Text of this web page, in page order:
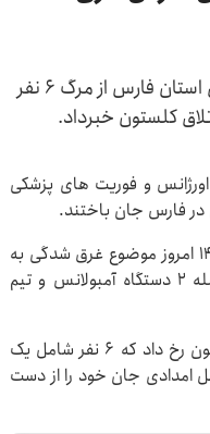
رئیس اورژانس و فوریت‌های پزشکی استان فارس از مرگ ۶ نفر
و فوریت های پزشکی
محمدجواد مرادیان گفت: حوالی ساعت ۱۴ امروز موضوع غرق شدگی به
سامانه ۱۱۵ اورژانس اعلام شد که بلافاصله ۲ دستگاه آمبولانس و تیم
وی ادامه داد: این حادثه در باتلاق کلستون رخ داد که ۶ نفر شامل یک
امدادی جان خود را از دست